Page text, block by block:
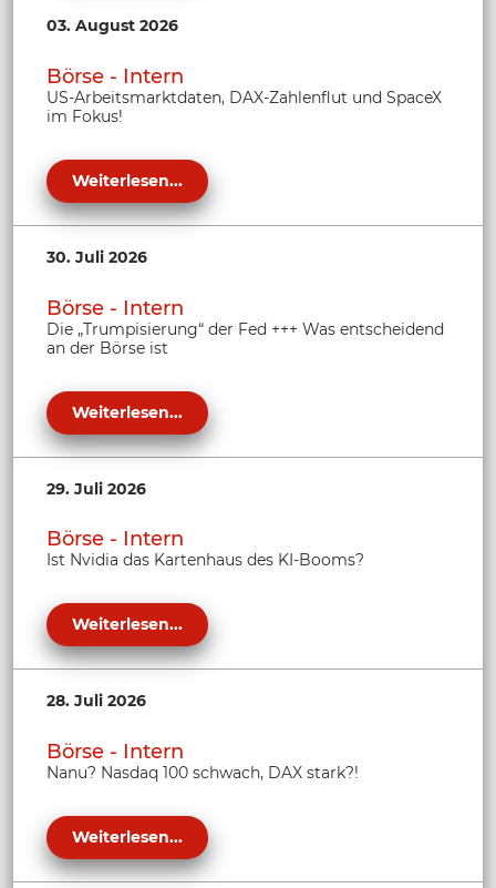
03. August 2026
Börse - Intern
US-Arbeitsmarktdaten, DAX-Zahlenflut und SpaceX
im Fokus!
Weiterlesen...
30. Juli 2026
Börse - Intern
Die „Trumpisierung“ der Fed +++ Was entscheidend
an der Börse ist
Weiterlesen...
29. Juli 2026
Börse - Intern
Ist Nvidia das Kartenhaus des KI-Booms?
Weiterlesen...
28. Juli 2026
Börse - Intern
Nanu? Nasdaq 100 schwach, DAX stark?!
Weiterlesen...